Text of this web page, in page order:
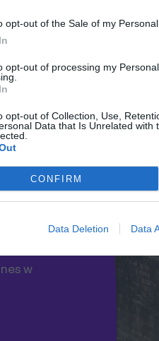
opt-out of the Sale of my Personal
opt-out of processing my
opt-out of Collection, Use,
Data that Is Unrelated with
CONFIRM
Data Deletion Data
zł do 20000 zł w
szerszą perspektywę
się do Oslo, Bergen
się każdym
w